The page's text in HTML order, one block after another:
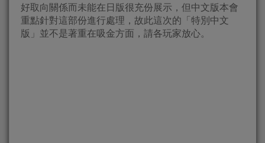
好取向關係而未能在日版很充份展示，但中文版本會
重點針對這部份進行處理，故此這次的「特別中文
版」並不是著重在吸金方面，請各玩家放心。